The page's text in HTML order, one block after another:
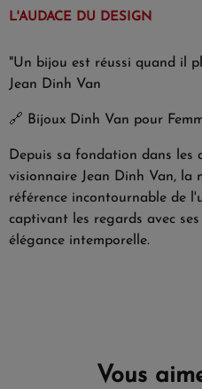
L'AUDACE DU DESIGN
"Un bijou est réussi quand il
Jean Dinh Van
🔗 Bijoux Dinh Van pour
Depuis sa fondation dans les
visionnaire Jean Dinh Van, la
référence incontournable de
captivant les regards avec
élégance intemporelle.
Vous